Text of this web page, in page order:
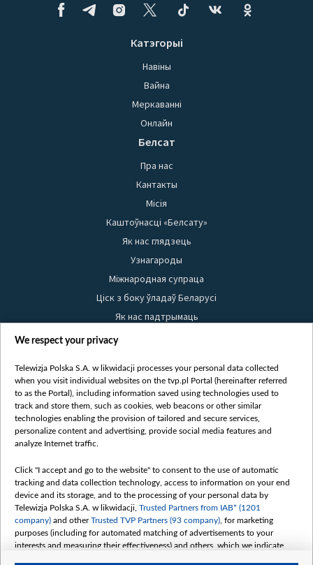
Катэгорыі
Навіны
Вайна
Меркаванні
Онлайн
Белсат
Пра нас
Кантакты
Місія
Каштоўнасці «Белсату»
Як нас глядзець
Узнагароды
Міжнародная супраца
Ціск з боку ўладаў Беларусі
Як нас падтрымаць
Правілы выкарыстання матэрыялаў
Бяспека
Youtube
Белсат news
Белсат Shorts
Жэстачайшы мульт
Belsat English
Biełsat PL
Белсат Now
Белсат History
We respect your privacy
Telewizja Polska S.A. w likwidacji processes your personal data collected
when you visit individual websites on the tvp.pl Portal (hereinafter referred
to as the Portal), including information saved using technologies used to
track and store them, such as cookies, web beacons or other similar
technologies enabling the provision of tailored and secure services,
personalize content and advertising, provide social media features and
analyze Internet traffic.
Click "I accept and go to the website" to consent to the use of automatic
tracking and data collection technology, access to information on your end
device and its storage, and to the processing of your personal data by
Telewizja Polska S.A. w likwidacji, Trusted Partners from IAB* (1201
company) and otherTrusted TVP Partners (93 company) , for marketing
purposes (including for automated matching of advertisements to your
interests and measuring their effectiveness) and others, which we indicate